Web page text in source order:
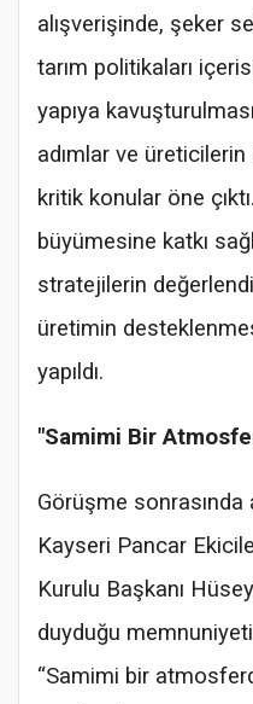
alışverişinde, şeker
tarım politikaları
yapıya
adımlar ve
kritik konular öne
büyümesine katkı
stratejilerin
üretimin
yapıldı.
"Samimi Bir
Görüşme sonrasında
Kayseri Pancar
Kurulu Başkanı
duyduğu
“Samimi bir